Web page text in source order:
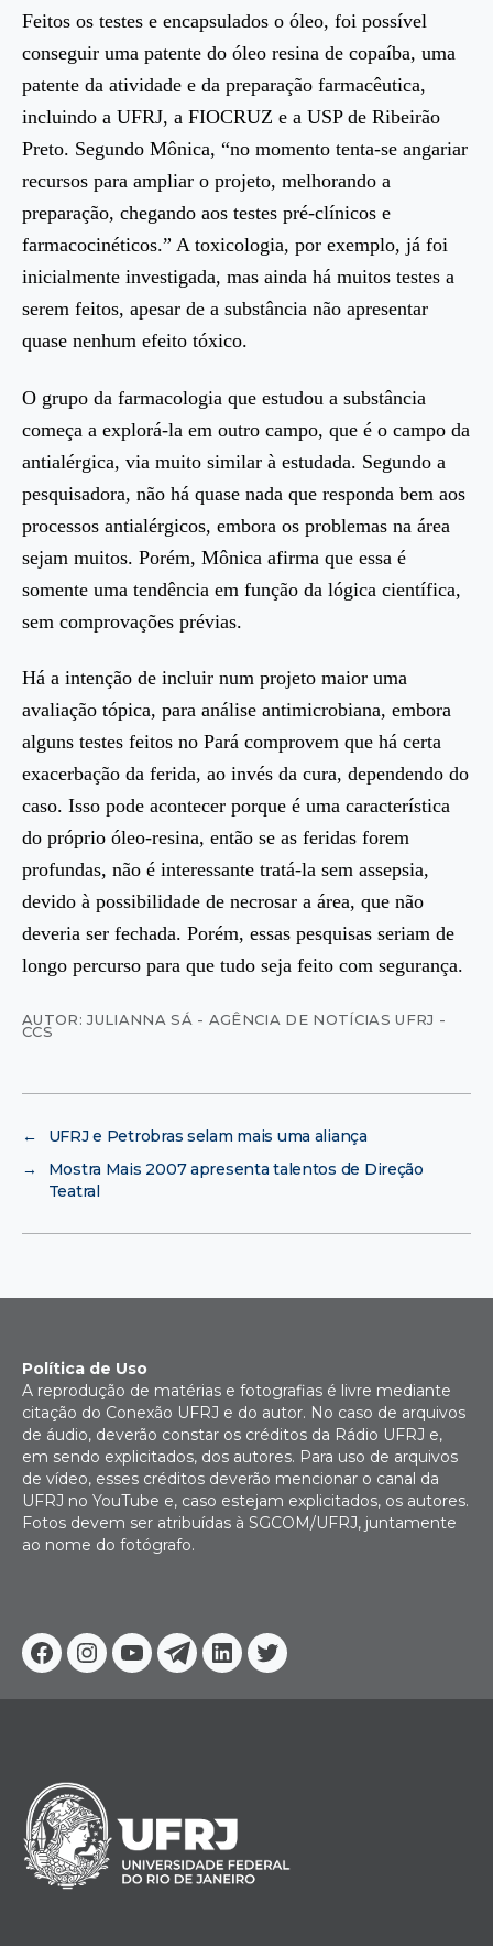
Feitos os testes e encapsulados o óleo, foi possível
conseguir uma patente do óleo resina de copaíba, uma
patente da atividade e da preparação farmacêutica,
incluindo a UFRJ, a FIOCRUZ e a USP de Ribeirão
Preto. Segundo Mônica, “no momento tenta-se angariar
recursos para ampliar o projeto, melhorando a
preparação, chegando aos testes pré-clínicos e
farmacocinéticos.” A toxicologia, por exemplo, já foi
inicialmente investigada, mas ainda há muitos testes a
serem feitos, apesar de a substância não apresentar
quase nenhum efeito tóxico.
O grupo da farmacologia que estudou a substância
começa a explorá-la em outro campo, que é o campo da
antialérgica, via muito similar à estudada. Segundo a
pesquisadora, não há quase nada que responda bem aos
processos antialérgicos, embora os problemas na área
sejam muitos. Porém, Mônica afirma que essa é
somente uma tendência em função da lógica científica,
sem comprovações prévias.
Há a intenção de incluir num projeto maior uma
avaliação tópica, para análise antimicrobiana, embora
alguns testes feitos no Pará comprovem que há certa
exacerbação da ferida, ao invés da cura, dependendo do
caso. Isso pode acontecer porque é uma característica
do próprio óleo-resina, então se as feridas forem
profundas, não é interessante tratá-la sem assepsia,
devido à possibilidade de necrosar a área, que não
deveria ser fechada. Porém, essas pesquisas seriam de
longo percurso para que tudo seja feito com segurança.
AUTOR: JULIANNA SÁ - AGÊNCIA DE NOTÍCIAS UFRJ -
CCS
←
UFRJ e Petrobras selam mais uma aliança
→
Mostra Mais 2007 apresenta talentos de Direção
Teatral
Facebook
Instagram
YoutubeTelegram
Linkedin
Twitter
Política de Uso
A reprodução de matérias e fotografias é livre mediante
citação do Conexão UFRJ e do autor. No caso de arquivos
de áudio, deverão constar os créditos da Rádio UFRJ e,
em sendo explicitados, dos autores. Para uso de arquivos
de vídeo, esses créditos deverão mencionar o canal da
UFRJ no YouTube e, caso estejam explicitados, os autores.
Fotos devem ser atribuídas à SGCOM/UFRJ, juntamente
ao nome do fotógrafo.